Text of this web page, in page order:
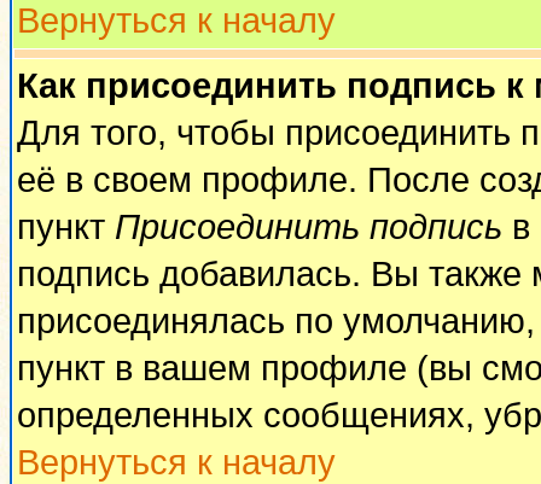
Вернуться к началу
Как присоединить подпись
Для того, чтобы присоединить
её в своем профиле. После
пункт Присоединить подпись
подпись добавилась. Вы также
присоединялась по
пункт в вашем профиле (вы
определенных сообщениях,
Вернуться к началу